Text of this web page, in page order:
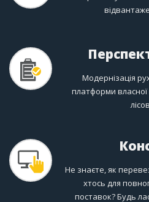
Модернізація
платформи власної
Не знаєте, як
хтось для
поставок? Будь